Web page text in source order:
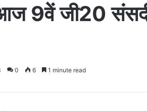
9वें जी20
0 6 1 minute read